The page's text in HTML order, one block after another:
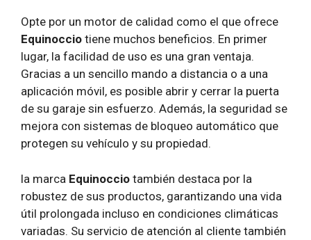
Opte por un motor de calidad como el que ofrece
Equinoccio tiene muchos beneficios. En primer
lugar, la facilidad de uso es una gran ventaja.
Gracias a un sencillo mando a distancia o a una
aplicación móvil, es posible abrir y cerrar la puerta
de su garaje sin esfuerzo. Además, la seguridad se
mejora con sistemas de bloqueo automático que
protegen su vehículo y su propiedad.
la marca Equinoccio también destaca por la
robustez de sus productos, garantizando una vida
útil prolongada incluso en condiciones climáticas
variadas. Su servicio de atención al cliente también